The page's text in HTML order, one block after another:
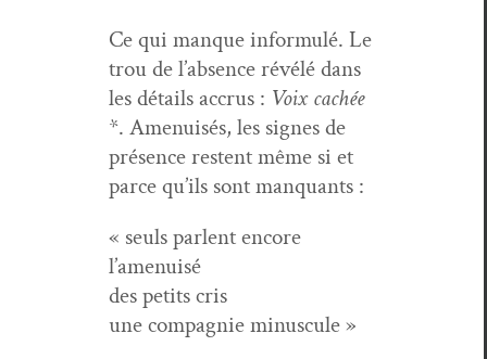
Ce qui manque infor­mulé. Le
trou de l’absence révélé dans
les détails accrus : Voix cachée
*. Amenuisés, les signes de
présence restent même si et
parce qu’ils sont manquants :
« seuls par­lent encore
l’amenuisé
des petits cris
une com­pag­nie minuscule »